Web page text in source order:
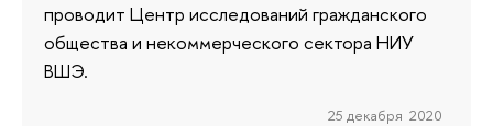
проводит Центр исследований гражданского
общества и некоммерческого сектора НИУ
ВШЭ.
25 декабря 2020